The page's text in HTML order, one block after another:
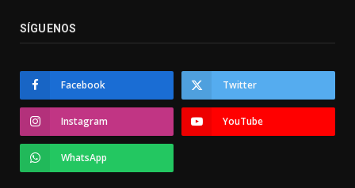
SÍGUENOS
Facebook Twitter
Instagram YouTube
WhatsApp